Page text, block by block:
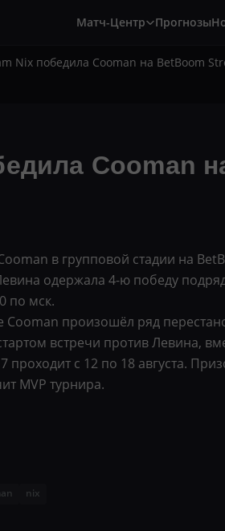
Матч-Центр Прогнозы
Nix победила Cooman на BetBoom
Cooman
в групповой стадии на
одержала 4-ю победу
по мск.
Cooman произошёл ряд
встречи против Левина,
проходит с 12 по 18 августа.
MVP турнира.
nix